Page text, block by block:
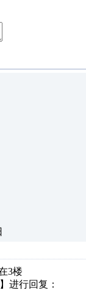
3楼
行回复：